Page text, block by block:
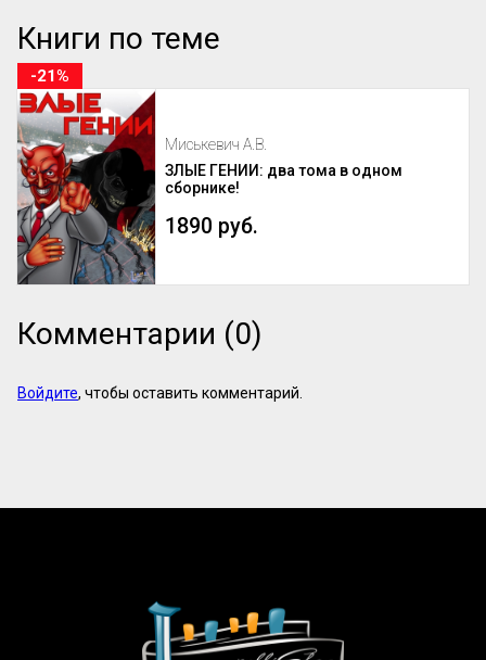
Книги по теме
Миськевич А.В.
ЗЛЫЕ ГЕНИИ: два тома в одном
сборнике!
1890 руб.
-21%
Комментарии (0)
Войдите, чтобы оставить комментарий.